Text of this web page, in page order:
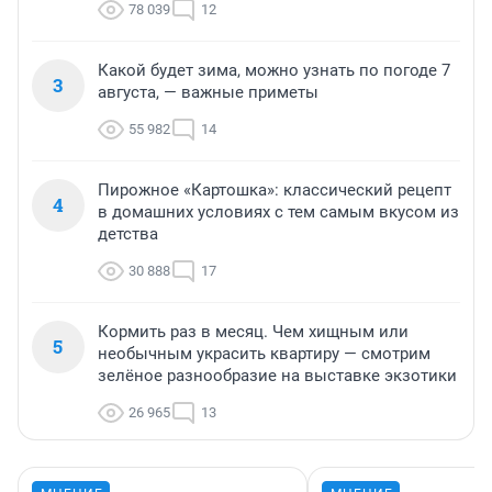
78 039 12
3
Какой будет зима, можно узнать по погоде 7
августа, — важные приметы
55 982 14
4
Пирожное «Картошка»: классический рецепт
в домашних условиях с тем самым вкусом из
детства
30 888 17
5
Кормить раз в месяц. Чем хищным или
необычным украсить квартиру — смотрим
зелёное разнообразие на выставке экзотики
26 965 13